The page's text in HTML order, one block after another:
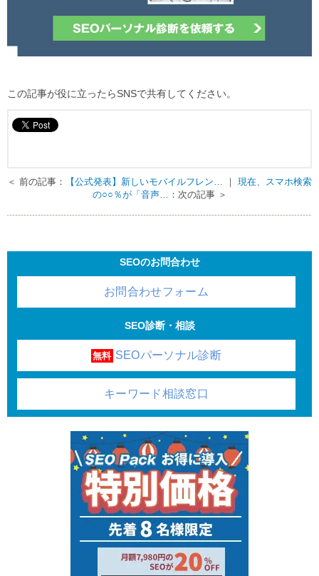
この記事が役に立ったらSNSで共有してください。
＜ 前の記事： 【公式発表】新しいモバイルフレン… ｜ 現在、スマホ検索
の○○％が「音声… ：次の記事 ＞
SEOのお問合わせ
お問合わせフォーム
SEO診断・相談
無料 SEOパーソナル診断
キーワード相談窓口